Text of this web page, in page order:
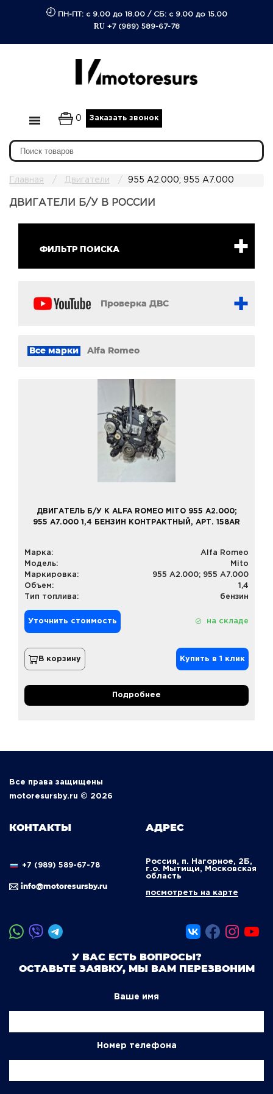
ПН-ПТ: с 9.00 до 18.00/ СБ: с 9.00 до 15.00
RU +7 (989) 589-67-78
0 Заказать звонок
Главная Двигатели 955 A2.000; 955 A7.000
ДВИГАТЕЛИ Б/У В РОССИИ
ФИЛЬТР ПОИСКА
Проверка ДВС
Все марки Alfa Romeo
ДВИГАТЕЛЬ Б/У К ALFA ROMEO MITO 955 A2.000;
955 A7.000 1,4 БЕНЗИН КОНТРАКТНЫЙ, АРТ. 158AR
Марка:
Alfa Romeo
Модель:
Mito
Маркировка:
955 A2.000; 955 A7.000
Объем:
1,4
Тип топлива:
бензин
Уточнить стоимость на складе
В корзину Купить в 1 клик
Подробнее
Все права защищены
motoresursby.ru © 2026
КОНТАКТЫ
+7 (989) 589-67-78
info@motoresursby.ru
АДРЕС
Россия, п. Нагорное, 2Б,
г.о. Мытищи, Московская
область
посмотреть на карте
У ВАС ЕСТЬ ВОПРОСЫ?
ОСТАВЬТЕ ЗАЯВКУ, МЫ ВАМ ПЕРЕЗВОНИМ
Ваше имя
Номер телефона